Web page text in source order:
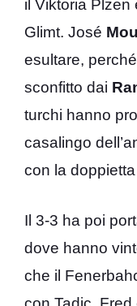
il Viktoria Plzen
Glimt. José
esultare,
sconfitto dai
turchi hanno
casalingo
con la
Il 3-3 ha poi
dove hanno
che il